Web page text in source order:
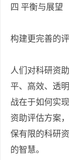
四 平衡与展望
构建更完善的
人们对科研资
平、高效、透
战在于如何实
资助评估方案
保有限的科研
的智慧。